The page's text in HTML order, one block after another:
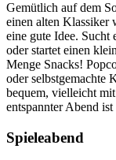
Gemütlich auf dem
einen alten Klassiker
eine gute Idee. Sucht
oder startet einen
Menge Snacks!
oder selbstgemachte
bequem, vielleicht
entspannter Abend
Spieleabend